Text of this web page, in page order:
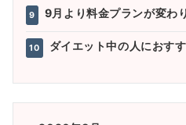
9 9月より料金プランが変わ
10 ダイエット中の人におす